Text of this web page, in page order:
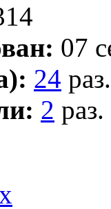
07
24 раз.
2 раз.